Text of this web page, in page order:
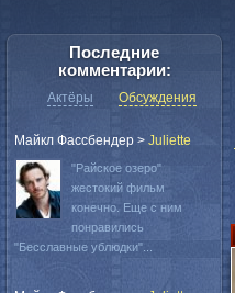
Последние
комментарии:
Актёры Обсуждения
Майкл Фассбендер > Juliette
"Райское озеро"
жестокий фильм
конечно. Еще с ним
понравились
"Бесславные ублюдки"...